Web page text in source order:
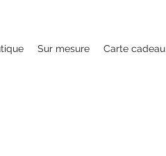
Sur mesure Carte cadeau